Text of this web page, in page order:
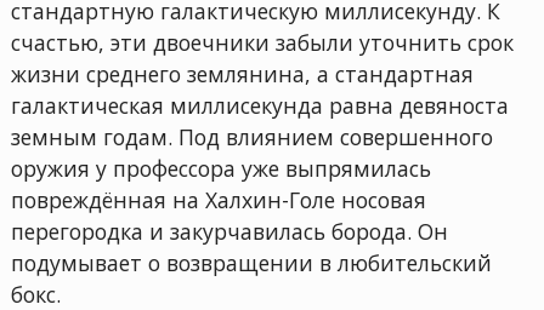
стандартную галактическую миллисекунду. К
счастью, эти двоечники забыли уточнить срок
жизни среднего землянина, а стандартная
галактическая миллисекунда равна девяноста
земным годам. Под влиянием совершенного
оружия у профессора уже выпрямилась
повреждённая на Халхин-Голе носовая
перегородка и закурчавилась борода. Он
подумывает о возвращении в любительский
бокс.